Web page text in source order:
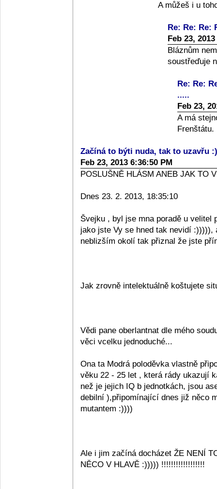
A můžeš i u
Re: Re: Re:
Feb 23,
Bláznům
soustřeďuje
Re: Re:
.....
Feb 23,
A má
Frenštátu.
Začíná to býti nuda, tak to uzavřu
Feb 23, 2013 6:36:50 PM
POSLUŠNĚ HLÁSM ANEB JAK TO
Dnes 23. 2. 2013, 18:35:10
Švejku , byl jse mna poradě u velitel
jako jste Vy se hned tak nevidí
neblizším okolí tak přiznal že jste
Jak zrovně intelektuálně koštujete
Vědi pane oberlantnat dle mého
věci vcelku jednoduché...
Ona ta Modrá poloděvka vlastně
věku 22 - 25 let , která rády ukazují
než je jejich IQ b jednotkách, jsou
debilní ),připomínající dnes již něco
mutantem :))))
Ale i jim začíná docházet ŽE NENÍ
NĚCO V HLAVĚ :))))) !!!!!!!!!!!!!!!!!!